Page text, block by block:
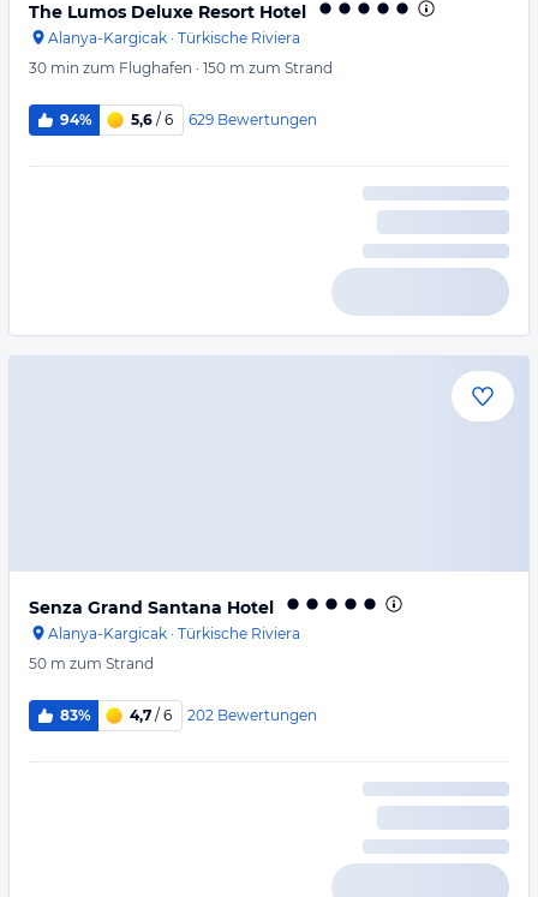
The Lumos Deluxe Resort Hotel
Alanya-Kargicak · Türkische Riviera
30 min zum Flughafen · 150 m zum Strand
94% 5,6 / 6 629 Bewertungen
Senza Grand Santana Hotel
Alanya-Kargicak · Türkische Riviera
50 m zum Strand
83% 4,7 / 6 202 Bewertungen